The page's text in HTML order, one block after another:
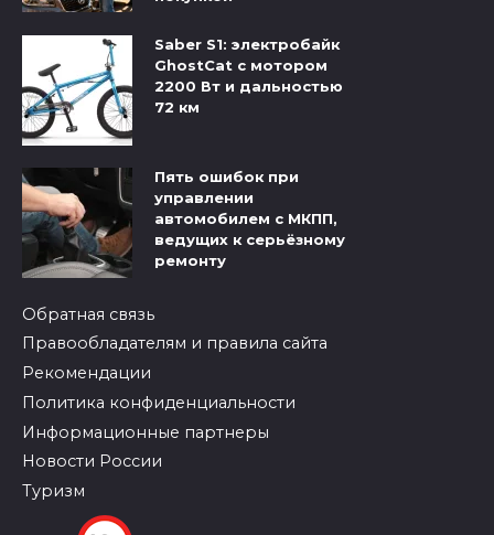
Saber S1: электробайк
GhostCat с мотором
2200 Вт и дальностью
72 км
Пять ошибок при
управлении
автомобилем с МКПП,
ведущих к серьёзному
ремонту
Обратная связь
Правообладателям и правила сайта
Рекомендации
Политика конфиденциальности
Информационные партнеры
Новости России
Туризм